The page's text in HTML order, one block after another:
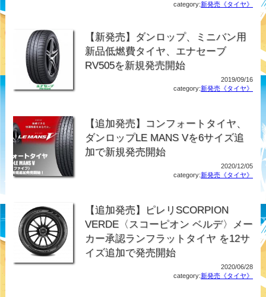
category:新発売《タイヤ》
【新発売】ダンロップ、ミニバン用
新品低燃費タイヤ、エナセーブ
RV505を新規発売開始
2019/09/16
category:新発売《タイヤ》
【追加発売】コンフォートタイヤ、
ダンロップLE MANS Vを6サイズ追
加で新規発売開始
2020/12/05
category:新発売《タイヤ》
【追加発売】ピレリSCORPION
VERDE〈スコーピオン ベルデ〉メー
カー承認ランフラットタイヤ を12サ
イズ追加で発売開始
2020/06/28
category:新発売《タイヤ》